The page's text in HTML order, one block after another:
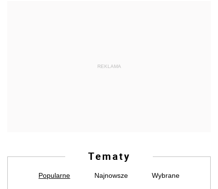
REKLAMA
Tematy
Popularne Najnowsze Wybrane